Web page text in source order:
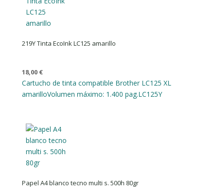
219Y Tinta EcoInk LC125 amarillo
18,00 €
Cartucho de tinta compatible Brother LC125 XL
amarilloVolumen máximo: 1.400 pag.LC125Y
Papel A4 blanco tecno multi s. 500h 80gr